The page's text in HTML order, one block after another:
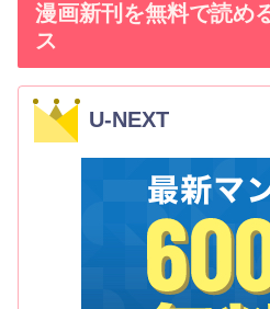
漫画新刊を無料で読め
ス
U-NEXT